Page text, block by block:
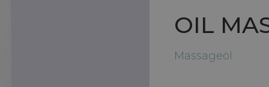
OIL
Massageöl